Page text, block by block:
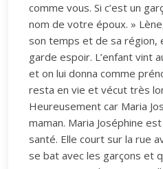
comme vous. Si c’est un
nom de votre époux. »
son temps et de sa région,
garde espoir. L’enfant vint
et on lui donna comme
resta en vie et vécut très
Heureusement car Maria
maman. Maria Joséphine
santé. Elle court sur la rue
se bat avec les garçons et